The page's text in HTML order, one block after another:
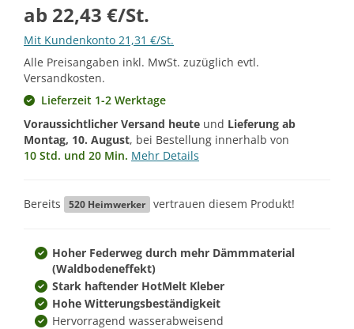
ab 22,43 €/St.
Mit Kundenkonto 21,31 €/St.
Alle Preisangaben inkl. MwSt. zuzüglich evtl.
Versandkosten.
Lieferzeit 1-2 Werktage
Voraussichtlicher Versand heute und Lieferung ab
Montag, 10. August, bei Bestellung innerhalb von
10 Std. und 20 Min. Mehr Details
Bereits 520 Heimwerker vertrauen diesem Produkt!
Hoher Federweg durch mehr Dämmmaterial
(Waldbodeneffekt)
Stark haftender HotMelt Kleber
Hohe Witterungsbeständigkeit
Hervorragend wasserabweisend